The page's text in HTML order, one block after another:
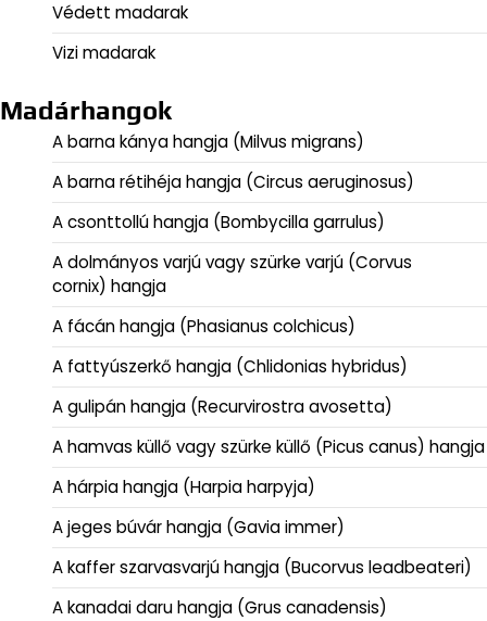
Védett madarak
Vizi madarak
Madárhangok
A barna kánya hangja (Milvus migrans)
A barna rétihéja hangja (Circus aeruginosus)
A csonttollú hangja (Bombycilla garrulus)
A dolmányos varjú vagy szürke varjú (Corvus
cornix) hangja
A fácán hangja (Phasianus colchicus)
A fattyúszerkő hangja (Chlidonias hybridus)
A gulipán hangja (Recurvirostra avosetta)
A hamvas küllő vagy szürke küllő (Picus canus) hangja
A hárpia hangja (Harpia harpyja)
A jeges búvár hangja (Gavia immer)
A kaffer szarvasvarjú hangja (Bucorvus leadbeateri)
A kanadai daru hangja (Grus canadensis)